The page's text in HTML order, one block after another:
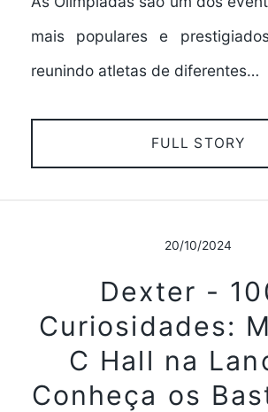
mais populares e
reunindo atletas de diferentes…
FULL STORY
20/10/2024
Dexter -
Curiosidades:
C Hall na
Conheça os